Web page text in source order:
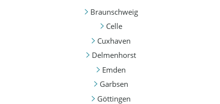
Braunschweig
Celle
Cuxhaven
Delmenhorst
Emden
Garbsen
Göttingen